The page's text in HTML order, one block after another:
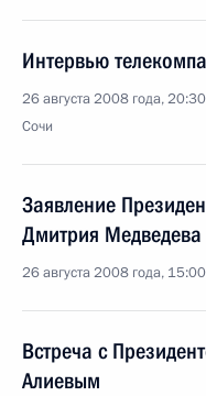
Интервью
26 августа 2008 года, 20:30
Сочи
Заявление
Дмитрия Медведева
26 августа 2008 года, 15:00
Встреча с
Алиевым